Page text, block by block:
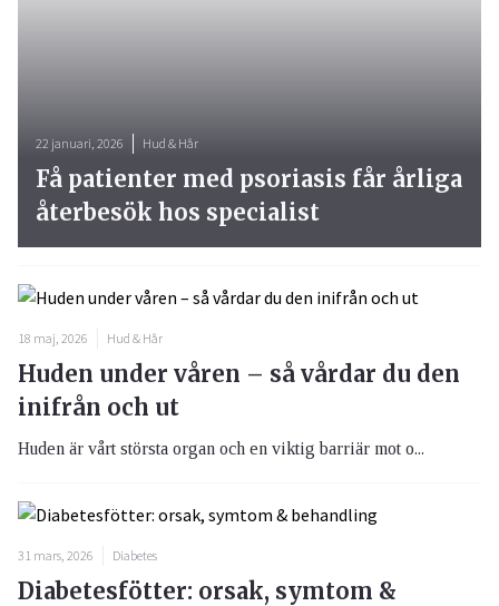
18 maj, 2026 Hud & Hår
Huden under våren – så vårdar du den
inifrån och ut
Huden är vårt största organ och en viktig barriär mot o...
31 mars, 2026 Diabetes
Diabetesfötter: orsak, symtom &
22 januari, 2026 Hud & Hår
Få patienter med psoriasis får årliga
återbesök hos specialist